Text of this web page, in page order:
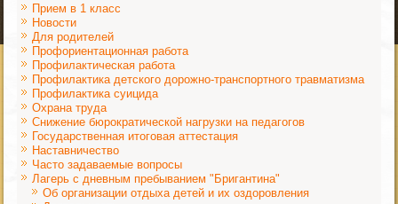
Прием в 1 класс
Новости
Для родителей
Профориентационная работа
Профилактическая работа
Профилактика детского дорожно-транспортного травматизма
Профилактика суицида
Охрана труда
Снижение бюрократической нагрузки на педагогов
Государственная итоговая аттестация
Наставничество
Часто задаваемые вопросы
Лагерь с дневным пребыванием "Бригантина"
Об организации отдыха детей и их оздоровления